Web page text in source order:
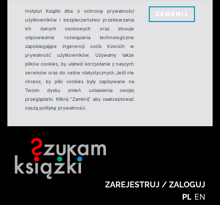
Instytut Książki dba o ochronę prywatności
użytkowników i bezpieczeństwo przetwarzania
ich danych osobowych oraz stosuje
odpowiednie rozwiązania technologiczne
zapobiegające ingerencji osób trzecich w
prywatność użytkowników. Używamy także
plików cookies, by ułatwić korzystanie z naszych
serwisów oraz do celów statystycznych.Jeśli nie
chcesz, by pliki cookies były zapisywane na
Twoim dysku zmień ustawienia swojej
przeglądarki. Kliknij "Zamknij" aby zaakceptować
naszą politykę prywatności.
ZAMKNIJ
ZAREJESTRUJ / ZALOGUJ
PL EN